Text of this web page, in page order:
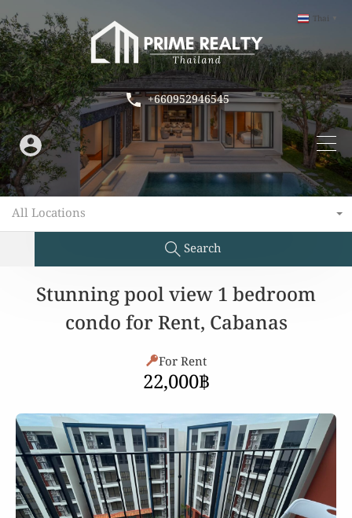
+660952946545
All Locations
Search
Stunning pool view 1 bedroom
condo for Rent, Cabanas
For Rent
22,000฿
Thai